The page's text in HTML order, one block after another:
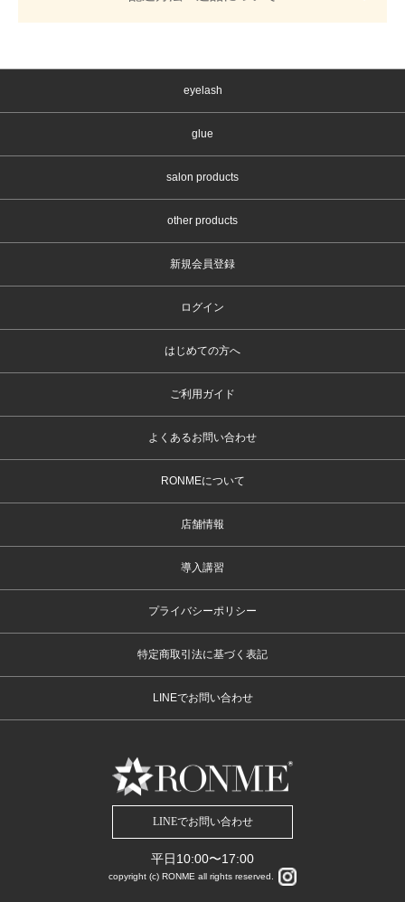
eyelash
glue
salon products
other products
新規会員登録
ログイン
はじめての方へ
ご利用ガイド
よくあるお問い合わせ
RONMEについて
店舗情報
導入講習
プライバシーポリシー
特定商取引法に基づく表記
LINEでお問い合わせ
LINEでお問い合わせ
平日10:00〜17:00
copyright (c) RONME all rights reserved.